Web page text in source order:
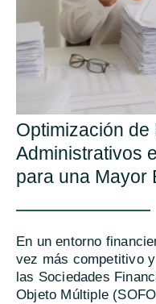
Optimización de
Administrativos
para una Mayor
-
En un entorno
vez más competitivo
las Sociedades
Objeto Múltiple